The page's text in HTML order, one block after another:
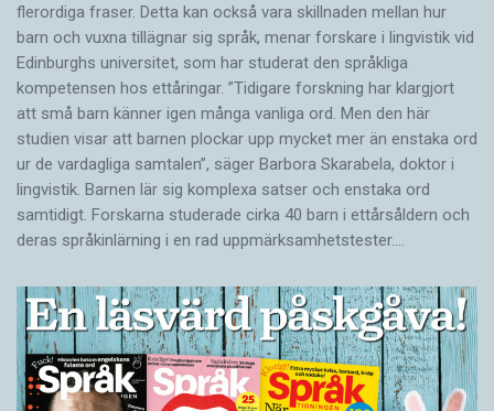
flerordiga fraser. Detta kan också vara skillnaden mellan hur
barn och vuxna tillägnar sig språk, menar forskare i lingvistik vid
Edinburghs universitet, som har studerat den språkliga
kompetensen hos ettåringar. ”Tidigare forskning har klargjort
att små barn känner igen många vanliga ord. Men den här
studien visar att barnen plockar upp mycket mer än enstaka ord
ur de vardagliga samtalen”, säger Barbora Skarabela, doktor i
lingvistik. Barnen lär sig komplexa satser och enstaka ord
samtidigt. Forskarna studerade cirka 40 barn i ettårsåldern och
deras språkinlärning i en rad uppmärksamhetstester.…